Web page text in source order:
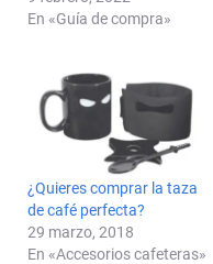
En «Guía de compra»
¿Quieres comprar la taza
de café perfecta?
29 marzo, 2018
En «Accesorios cafeteras»